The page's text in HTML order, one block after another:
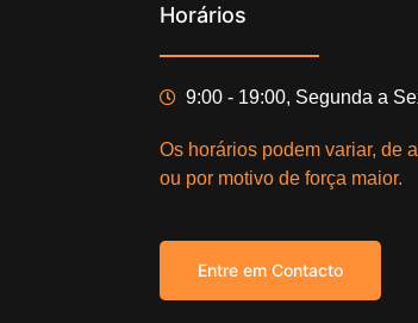
Horários
9:00 - 19:00, Segunda a
Os horários podem variar, de
ou por motivo de força maior.
Entre em Contacto